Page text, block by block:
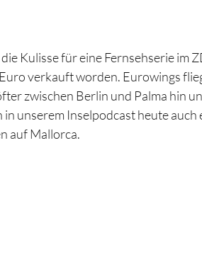
Kulisse für eine Fernsehserie im
verkauft worden. Eurowings
zwischen Berlin und Palma hin
unserem Inselpodcast heute auch
auf Mallorca.